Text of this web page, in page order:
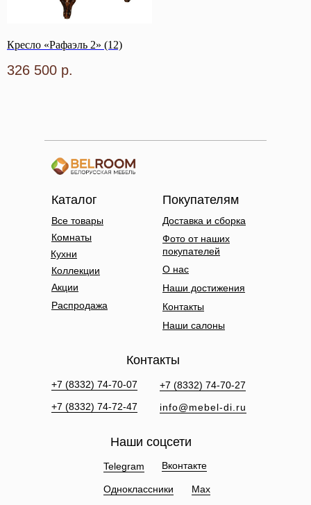
Кресло «Рафаэль 2» (12)
326 500 р.
Все товары
Комнаты
Коллекции
Акции
Распродажа
+7 (8332) 74-70-07
+7 (8332) 74-72-47
+7 (8332) 74-70-27
info@mebel-di.ru
Контакты
Наши соцсети
Telegram
Покупателям
Каталог
Доставка и сборка
Фото от наших
покупателей
О нас
Контакты
Наши салоны
Одноклассники Max
Вконтакте
Наши достижения
Кухни